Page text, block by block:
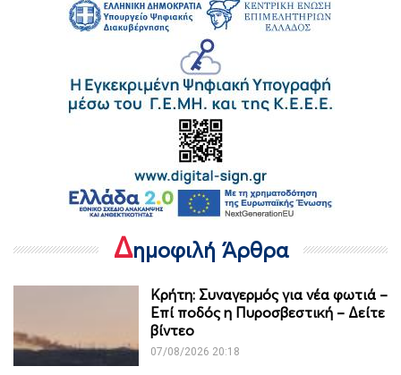
Δημοφιλή Άρθρα
Κρήτη: Συναγερμός για νέα φωτιά –
Επί ποδός η Πυροσβεστική – Δείτε
βίντεο
07/08/2026 20:18